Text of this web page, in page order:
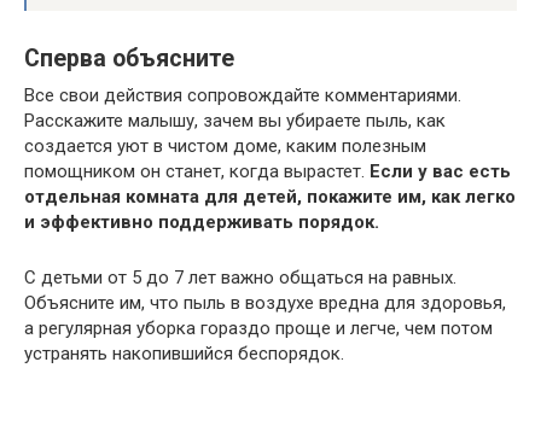
Сперва объясните
Все свои действия сопровождайте комментариями.
Расскажите малышу, зачем вы убираете пыль, как
создается уют в чистом доме, каким полезным
помощником он станет, когда вырастет. Если у вас есть
отдельная комната для детей, покажите им, как легко
и эффективно поддерживать порядок.
С детьми от 5 до 7 лет важно общаться на равных.
Объясните им, что пыль в воздухе вредна для здоровья,
а регулярная уборка гораздо проще и легче, чем потом
устранять накопившийся беспорядок.